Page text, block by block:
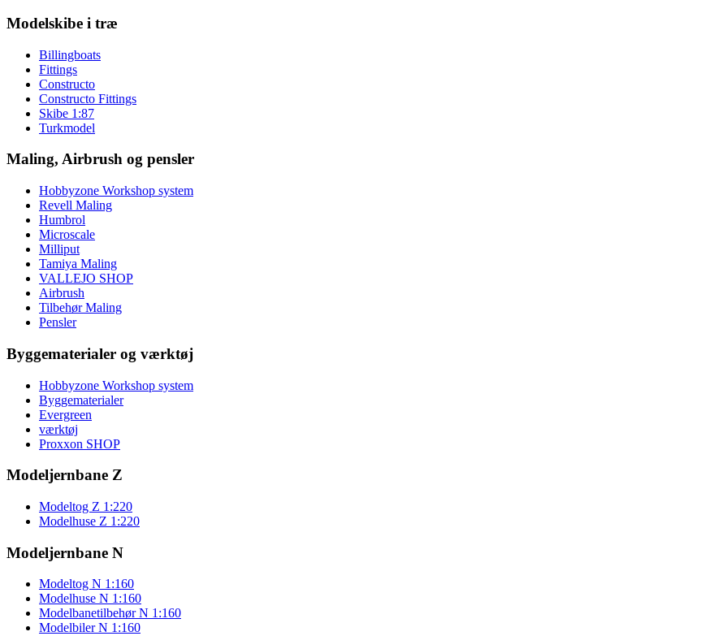
Modelskibe i træ
Billingboats
Fittings
Constructo
Constructo Fittings
Skibe 1:87
Turkmodel
Maling, Airbrush og pensler
Hobbyzone Workshop system
Revell Maling
Humbrol
Microscale
Milliput
Tamiya Maling
VALLEJO SHOP
Airbrush
Tilbehør Maling
Pensler
Byggematerialer og værktøj
Hobbyzone Workshop system
Byggematerialer
Evergreen
værktøj
Proxxon SHOP
Modeljernbane Z
Modeltog Z 1:220
Modelhuse Z 1:220
Modeljernbane N
Modeltog N 1:160
Modelhuse N 1:160
Modelbanetilbehør N 1:160
Modelbiler N 1:160